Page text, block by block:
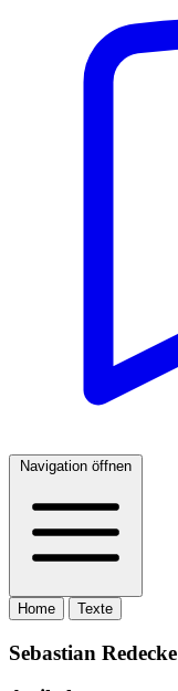
Navigation öffnen
Home Texte
Sebastian Redecke